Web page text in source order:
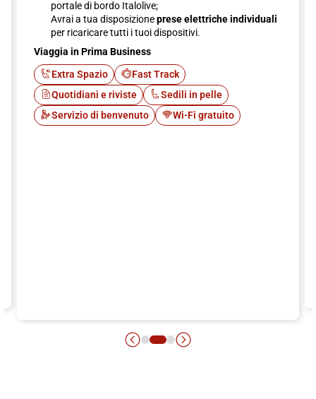
portale di bordo Italolive;
Avrai a tua disposizioneprese elettriche individuali
per ricaricare tutti i tuoi dispositivi.
Viaggia in Prima Business
Extra Spazio
Fast Track
Quotidiani e riviste
Sedili in pelle
Servizio di benvenuto
Wi-Fi gratuito